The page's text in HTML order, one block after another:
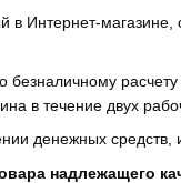
в Интернет-
безналичному
в течение двух
денежных средств,
надлежащего